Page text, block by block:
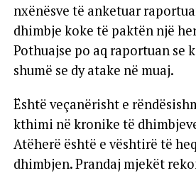
nxënësve të anketuar
dhimbje koke të paktën një
Pothuajse po aq raportuan se
shumë se dy atake në muaj.
Është veçanërisht e
kthimi në kronike të
Atëherë është e vështirë të
dhimbjen. Prandaj mjekët